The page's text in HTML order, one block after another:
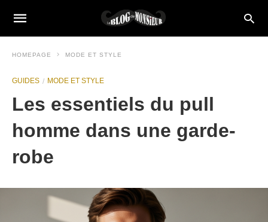
HOMEPAGE MODE ET STYLE
GUIDES MODE ET STYLE
Les essentiels du pull
homme dans une garde-
robe